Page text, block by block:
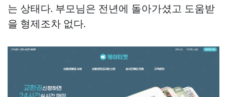
는 상태다. 부모님은 전년에 돌아가셨고 도움받
을 형제조차 없다.